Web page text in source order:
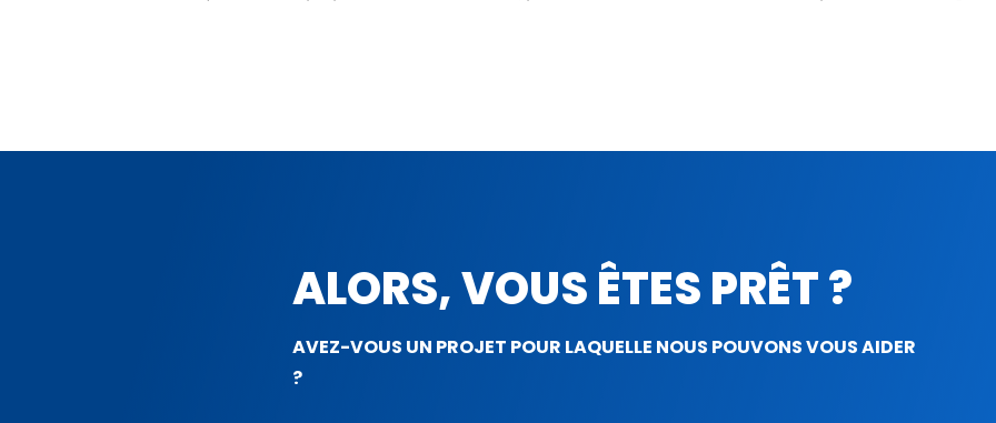
ALORS, VOUS ÊTES PRÊT ?
AVEZ-VOUS UN PROJET POUR LAQUELLE NOUS POUVONS VOUS AIDER
?